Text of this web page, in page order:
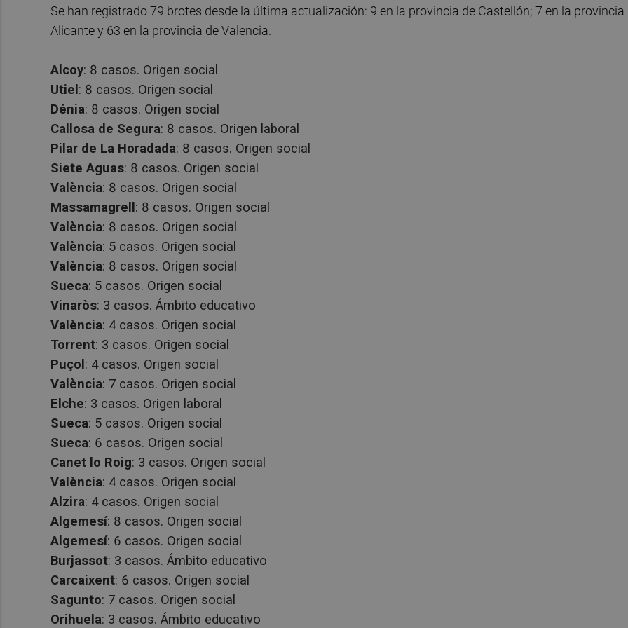
Se han registrado 79 brotes desde la última actualización: 9 en la provincia de Castellón; 7 en la provincia
Alicante y 63 en la provincia de Valencia.
Alcoy: 8 casos. Origen social
Utiel: 8 casos. Origen social
Dénia: 8 casos. Origen social
Callosa de Segura: 8 casos. Origen laboral
Pilar de La Horadada: 8 casos. Origen social
Siete Aguas: 8 casos. Origen social
València: 8 casos. Origen social
Massamagrell: 8 casos. Origen social
València: 8 casos. Origen social
València: 5 casos. Origen social
València: 8 casos. Origen social
Sueca: 5 casos. Origen social
Vinaròs: 3 casos. Ámbito educativo
València: 4 casos. Origen social
Torrent: 3 casos. Origen social
Puçol: 4 casos. Origen social
València: 7 casos. Origen social
Elche: 3 casos. Origen laboral
Sueca: 5 casos. Origen social
Sueca: 6 casos. Origen social
Canet lo Roig: 3 casos. Origen social
València: 4 casos. Origen social
Alzira: 4 casos. Origen social
Algemesí: 8 casos. Origen social
Algemesí: 6 casos. Origen social
Burjassot: 3 casos. Ámbito educativo
Carcaixent: 6 casos. Origen social
Sagunto: 7 casos. Origen social
Orihuela: 3 casos. Ámbito educativo